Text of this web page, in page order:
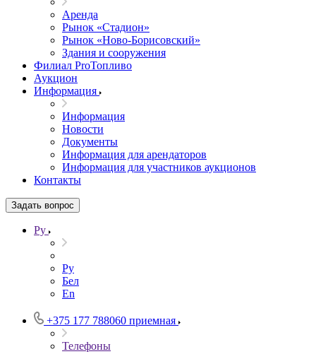
Аренда
Рынок «Стадион»
Рынок «Ново-Борисовский»
Здания и сооружения
Филиал ProТопливо
Аукцион
Информация
Информация
Новости
Документы
Информация для арендаторов
Информация для участников аукционов
Контакты
Задать вопрос
Ру
Ру
Бел
En
+375 177 788060 приемная
Телефоны